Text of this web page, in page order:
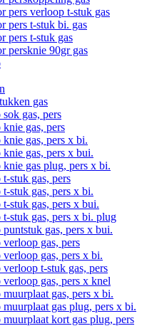
pers verloop t-stuk gas
pers t-stuk bi. gas
pers t-stuk gas
persknie 90gr gas
gas
gas, pers
knie gas, pers
knie gas, pers x bi.
knie gas, pers x bui.
knie gas plug, pers x bi.
stuk gas, pers
t-stuk gas, pers x bi.
t-stuk gas, pers x bui.
t-stuk gas, pers x bi. plug
puntstuk gas, pers x bui.
verloop gas, pers
verloop gas, pers x bi.
verloop t-stuk gas, pers
verloop gas, pers x knel
muurplaat gas, pers x bi.
muurplaat gas plug, pers x bi.
muurplaat kort gas plug, pers